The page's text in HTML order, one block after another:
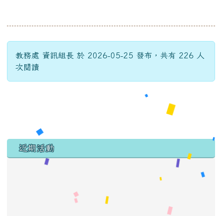
教務處 資訊組長 於 2026-05-25 發布，共有 226 人
次閱讀
左邊區域內容
近期活動